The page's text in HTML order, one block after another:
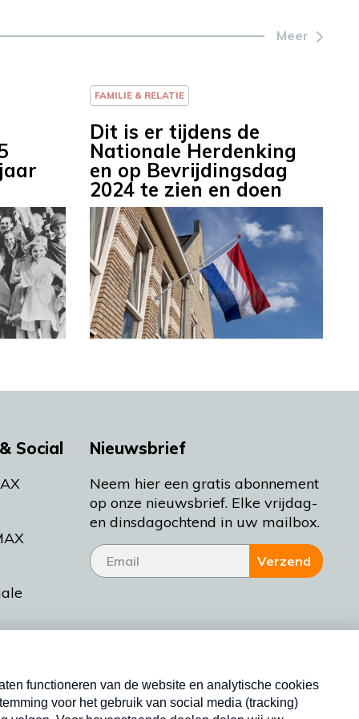
Meer
FAMILIE & RELATIE
Dit is er tijdens de
Nationale Herdenking
en op Bevrijdingsdag
2024 te zien en doen
Social Nieuwsbrief
Neem hier een gratis abonnement
op onze nieuwsbrief. Elke vrijdag-
en dinsdagochtend in uw mailbox.
Verzend
Nieuwsbrief